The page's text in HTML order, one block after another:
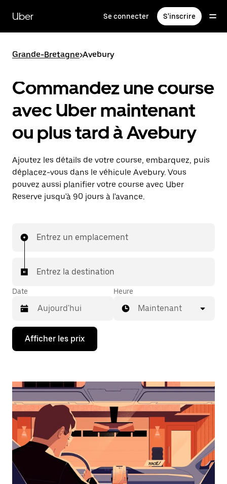
contenu
principal
Uber Se connecter S'inscrire
Grande-Bretagne>Avebury
Commandez une course
avec Uber maintenant
ou plus tard à Avebury
Ajoutez les détails de votre course, embarquez, puis
déplacez-vous dans le véhicule Avebury. Vous
pouvez aussi planifier votre course avec Uber
Reserve jusqu'à 90 jours à l'avance.
Entrez un emplacement
Entrez la destination
Date
Appuyez
la
bas
interagir
avec
calendrier
et
sélectionner
une
date.
Appuyez
Heure
Maintenant
Afficher les prix